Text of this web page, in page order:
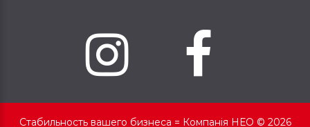
Стабильность вашего бизнеса = Компанія НЕО © 2026